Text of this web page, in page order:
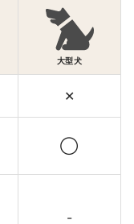
大型犬
✕
◯
-